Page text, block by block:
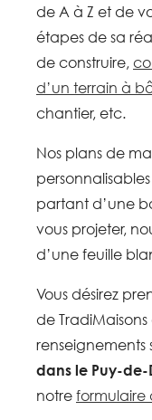
de A à Z et de
étapes de sa
de construire,
d’un terrain à
chantier, etc.
Nos plans de
partant d’une
vous projeter,
d’une feuille
Vous désirez
de
renseignements
dans le Puy-de-
notre